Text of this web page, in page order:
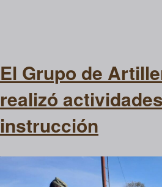
El Grupo de
realizó
instrucción